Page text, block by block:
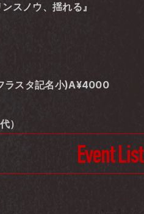
スノウ、揺れる』
ラスタ記名小)A¥4000
）
Event List